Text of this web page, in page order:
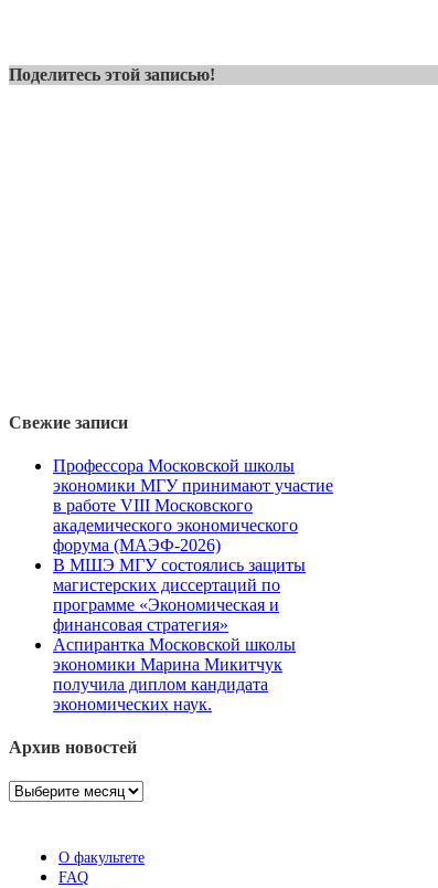
Поделитесь этой записью!
Свежие записи
Профессора Московской школы
экономики МГУ принимают участие
в работе VIII Московского
академического экономического
форума (МАЭФ-2026)
В МШЭ МГУ состоялись защиты
магистерских диссертаций по
программе «Экономическая и
финансовая стратегия»
Аспирантка Московской школы
экономики Марина Микитчук
получила диплом кандидата
экономических наук.
Архив новостей
Архив
О факультете
FAQ